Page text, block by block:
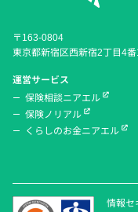
〒163-0804
東京都新宿区西新宿2丁目4
運営サービス
保険相談ニアエル
保険ノリアル
くらしのお金ニアエル
情報セ